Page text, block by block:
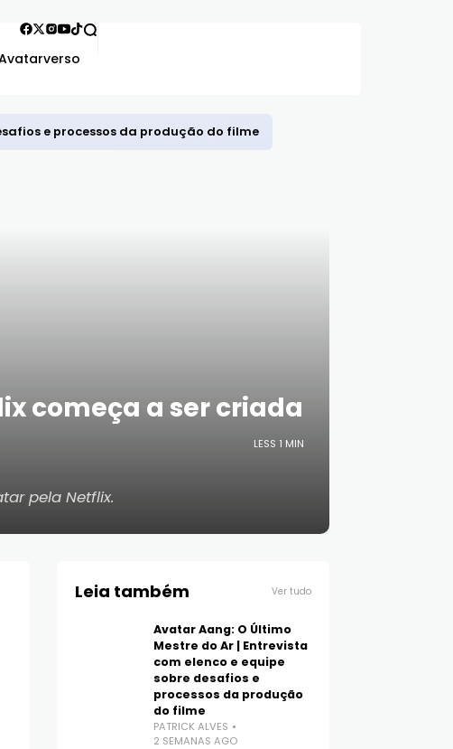
e processos da produção do filme
começa a ser criada
LESS 1 MIN
pela Netflix.
Leia também Ver tudo
Avatar Aang: O Último
Mestre do Ar | Entrevista
com elenco e equipe
sobre desafios e
processos da produção
do filme
PATRICK ALVES
2 SEMANAS AGO